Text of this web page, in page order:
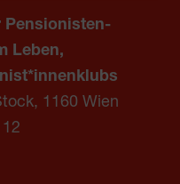
Pensionisten-
Leben,
1160 Wien